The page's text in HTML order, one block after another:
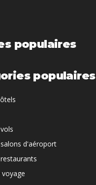
populaires
populaires
d'aéroport